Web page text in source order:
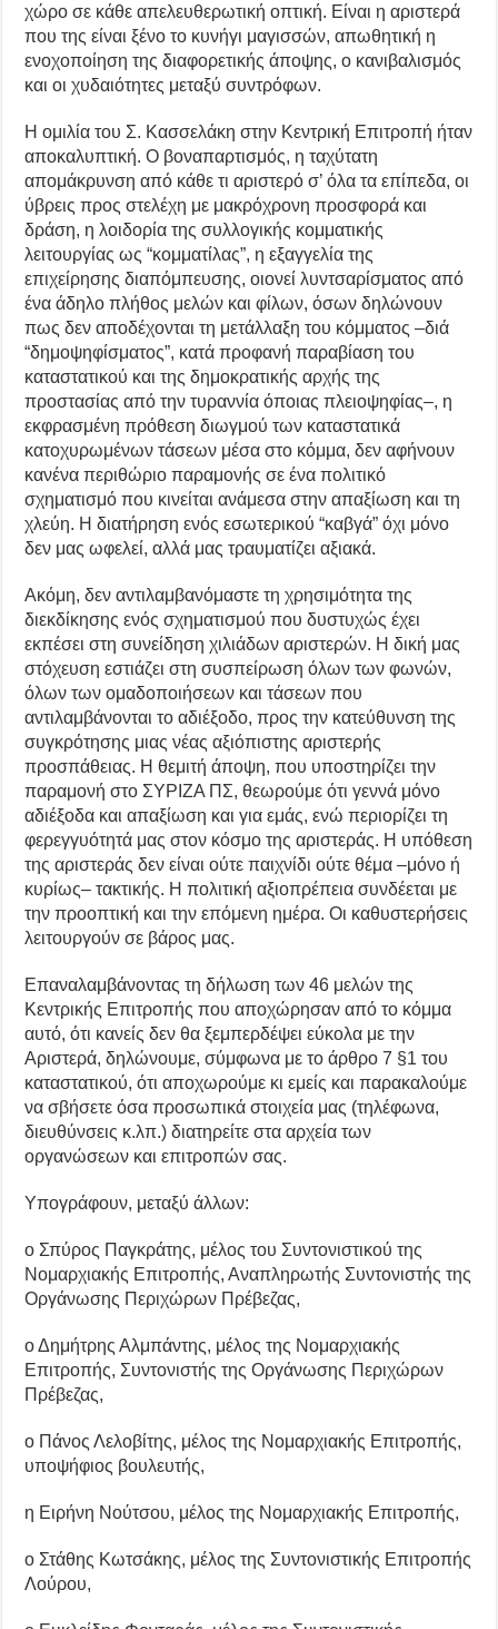
χώρο σε κάθε απελευθερωτική οπτική. Είναι η αριστερά
που της είναι ξένο το κυνήγι μαγισσών, απωθητική η
ενοχοποίηση της διαφορετικής άποψης, ο κανιβαλισμός
και οι χυδαιότητες μεταξύ συντρόφων.
Η ομιλία του Σ. Κασσελάκη στην Κεντρική Επιτροπή ήταν
αποκαλυπτική. Ο βοναπαρτισμός, η ταχύτατη
απομάκρυνση από κάθε τι αριστερό σ’ όλα τα επίπεδα, οι
ύβρεις προς στελέχη με μακρόχρονη προσφορά και
δράση, η λοιδορία της συλλογικής κομματικής
λειτουργίας ως “κομματίλας”, η εξαγγελία της
επιχείρησης διαπόμπευσης, οιονεί λυντσαρίσματος από
ένα άδηλο πλήθος μελών και φίλων, όσων δηλώνουν
πως δεν αποδέχονται τη μετάλλαξη του κόμματος –διά
“δημοψηφίσματος”, κατά προφανή παραβίαση του
καταστατικού και της δημοκρατικής αρχής της
προστασίας από την τυραννία όποιας πλειοψηφίας–, η
εκφρασμένη πρόθεση διωγμού των καταστατικά
κατοχυρωμένων τάσεων μέσα στο κόμμα, δεν αφήνουν
κανένα περιθώριο παραμονής σε ένα πολιτικό
σχηματισμό που κινείται ανάμεσα στην απαξίωση και τη
χλεύη. Η διατήρηση ενός εσωτερικού “καβγά” όχι μόνο
δεν μας ωφελεί, αλλά μας τραυματίζει αξιακά.
Ακόμη, δεν αντιλαμβανόμαστε τη χρησιμότητα της
διεκδίκησης ενός σχηματισμού που δυστυχώς έχει
εκπέσει στη συνείδηση χιλιάδων αριστερών. Η δική μας
στόχευση εστιάζει στη συσπείρωση όλων των φωνών,
όλων των ομαδοποιήσεων και τάσεων που
αντιλαμβάνονται το αδιέξοδο, προς την κατεύθυνση της
συγκρότησης μιας νέας αξιόπιστης αριστερής
προσπάθειας. Η θεμιτή άποψη, που υποστηρίζει την
παραμονή στο ΣΥΡΙΖΑ ΠΣ, θεωρούμε ότι γεννά μόνο
αδιέξοδα και απαξίωση και για εμάς, ενώ περιορίζει τη
φερεγγυότητά μας στον κόσμο της αριστεράς. Η υπόθεση
της αριστεράς δεν είναι ούτε παιχνίδι ούτε θέμα –μόνο ή
κυρίως– τακτικής. Η πολιτική αξιοπρέπεια συνδέεται με
την προοπτική και την επόμενη ημέρα. Οι καθυστερήσεις
λειτουργούν σε βάρος μας.
Επαναλαμβάνοντας τη δήλωση των 46 μελών της
Κεντρικής Επιτροπής που αποχώρησαν από το κόμμα
αυτό, ότι κανείς δεν θα ξεμπερδέψει εύκολα με την
Αριστερά, δηλώνουμε, σύμφωνα με το άρθρο 7 §1 του
καταστατικού, ότι αποχωρούμε κι εμείς και παρακαλούμε
να σβήσετε όσα προσωπικά στοιχεία μας (τηλέφωνα,
διευθύνσεις κ.λπ.) διατηρείτε στα αρχεία των
οργανώσεων και επιτροπών σας.
Υπογράφουν, μεταξύ άλλων:
ο Σπύρος Παγκράτης, μέλος του Συντονιστικού της
Νομαρχιακής Επιτροπής, Αναπληρωτής Συντονιστής της
Οργάνωσης Περιχώρων Πρέβεζας,
ο Δημήτρης Αλμπάντης, μέλος της Νομαρχιακής
Επιτροπής, Συντονιστής της Οργάνωσης Περιχώρων
Πρέβεζας,
ο Πάνος Λελοβίτης, μέλος της Νομαρχιακής Επιτροπής,
υποψήφιος βουλευτής,
η Ειρήνη Νούτσου, μέλος της Νομαρχιακής Επιτροπής,
ο Στάθης Κωτσάκης, μέλος της Συντονιστικής Επιτροπής
Λούρου,